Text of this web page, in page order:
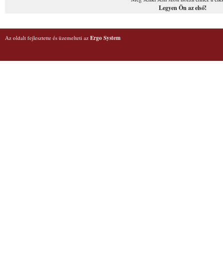
Legyen Ön az első!
Az oldalt fejlesztette és üzemelteti az Ergo System